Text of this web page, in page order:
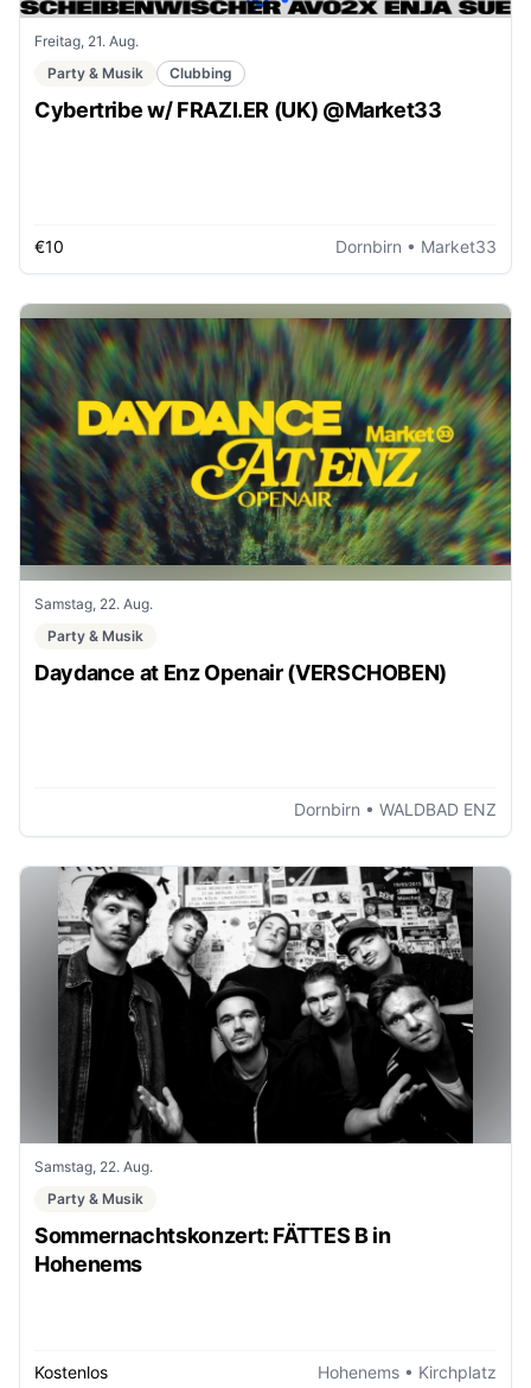
Freitag, 21. Aug.
Party & Musik
Clubbing
Cybertribe w/ FRAZI.ER (UK) @Market33
€10 Dornbirn • Market33
Samstag, 22. Aug.
Party & Musik
Daydance at Enz Openair (VERSCHOBEN)
Dornbirn • WALDBAD ENZ
Samstag, 22. Aug.
Party & Musik
Sommernachtskonzert: FÄTTES B in
Hohenems
Kostenlos Hohenems • Kirchplatz